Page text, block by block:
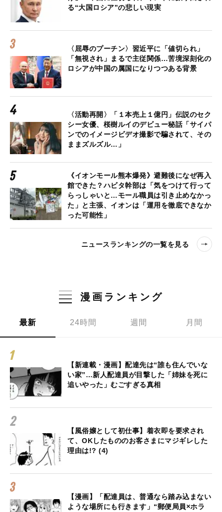
る“大国ロシア”の悲しい現実
〈屈辱のプーチン〉習近平に「値切られ」
「無視され」まるで主従関係…苦境深刻化の
ロシアが中国の属国になりつつある背景
〈活動再開〉「１本売上１億円」伝説のセク
シー女優、桜樹ルイのデビュー秘話「サイパ
ンでのイメージビデオ撮影で騙されて、その
ままズルズル…」
《イオンモール熊本爆発》避難後になぜ再入
館できた？ハビタ幹部は「気をつけて行って
らっしゃいと…モール職員は引き止めなかっ
た」と主張、イオンは「運用を徹底できなか
った可能性」
ニュースランキングの一覧を見る
漫画ランキング
最新 24時間 週間 月間
【新連載・漫画】配達先は“誰も住んでいな
い家”…新人配達員が目撃した「姉妹を死に
追いやった」むごすぎる真相
【風俗嬢として初仕事】着衣即を要求され
て、OKしたもののお客さまにマジギレした
理由は!? (4)
【漫画】「配達員は、普通なら踏み込まない
ような場所にも行きます」“郵便局員×ホラ